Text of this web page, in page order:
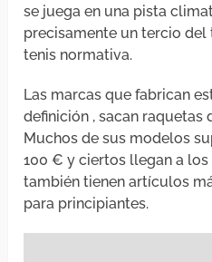
se juega en una pista
precisamente un tercio del
tenis normativa.
Las marcas que fabrican
definición , sacan raquetas
Muchos de sus modelos
100 € y ciertos llegan a
también tienen artículos
para principiantes.